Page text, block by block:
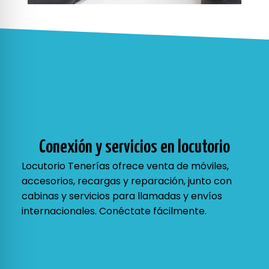
Conexión y servicios en locutorio
Locutorio Tenerías ofrece venta de móviles,
accesorios, recargas y reparación, junto con
cabinas y servicios para llamadas y envíos
internacionales. Conéctate fácilmente.